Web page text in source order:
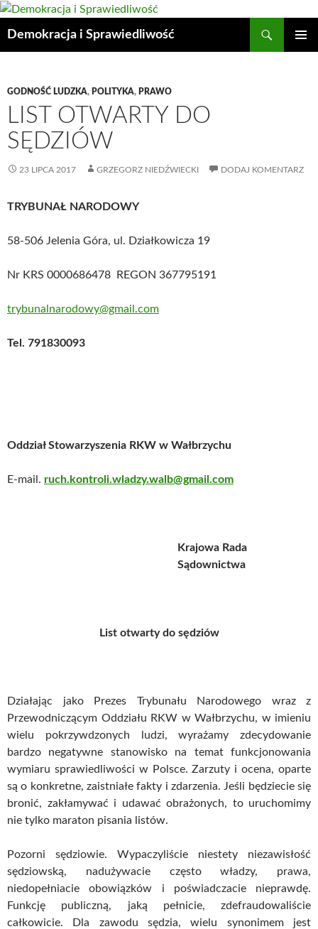
Przejdź
treści
Demokracja i Sprawiedliwość
GODNOŚĆ LUDZKA, POLITYKA, PRAWO
LIST OTWARTY DO
SĘDZIÓW
23 LIPCA 2017 GRZEGORZ NIEDŹWIECKI DODAJ KOMENTARZ
TRYBUNAŁ NARODOWY
58-506 Jelenia Góra, ul. Działkowicza 19
Nr KRS 0000686478 REGON 367795191
trybunalnarodowy@gmail.com
Tel. 791830093
Oddział Stowarzyszenia RKW w Wałbrzychu
E-mail. ruch.kontroli.wladzy.walb@gmail.com
Krajowa Rada
Sądownictwa
List otwarty do sędziów
Działając jako Prezes Trybunału Narodowego wraz z
Przewodniczącym Oddziału RKW w Wałbrzychu, w imieniu
wielu pokrzywdzonych ludzi, wyrażamy zdecydowanie
bardzo negatywne stanowisko na temat funkcjonowania
wymiaru sprawiedliwości w Polsce. Zarzuty i ocena, oparte
są o konkretne, zaistniałe fakty i zdarzenia. Jeśli będziecie się
bronić, zakłamywać i udawać obrażonych, to uruchomimy
nie tylko maraton pisania listów.
Pozorni sędziowie. Wypaczyliście niestety niezawisłość
sędziowską, nadużywacie często władzy, prawa,
niedopełniacie obowiązków i poświadczacie nieprawdę.
Funkcję publiczną, jaką pełnicie, zdefraudowaliście
całkowicie. Dla zawodu sędzia, wielu synonimem jest